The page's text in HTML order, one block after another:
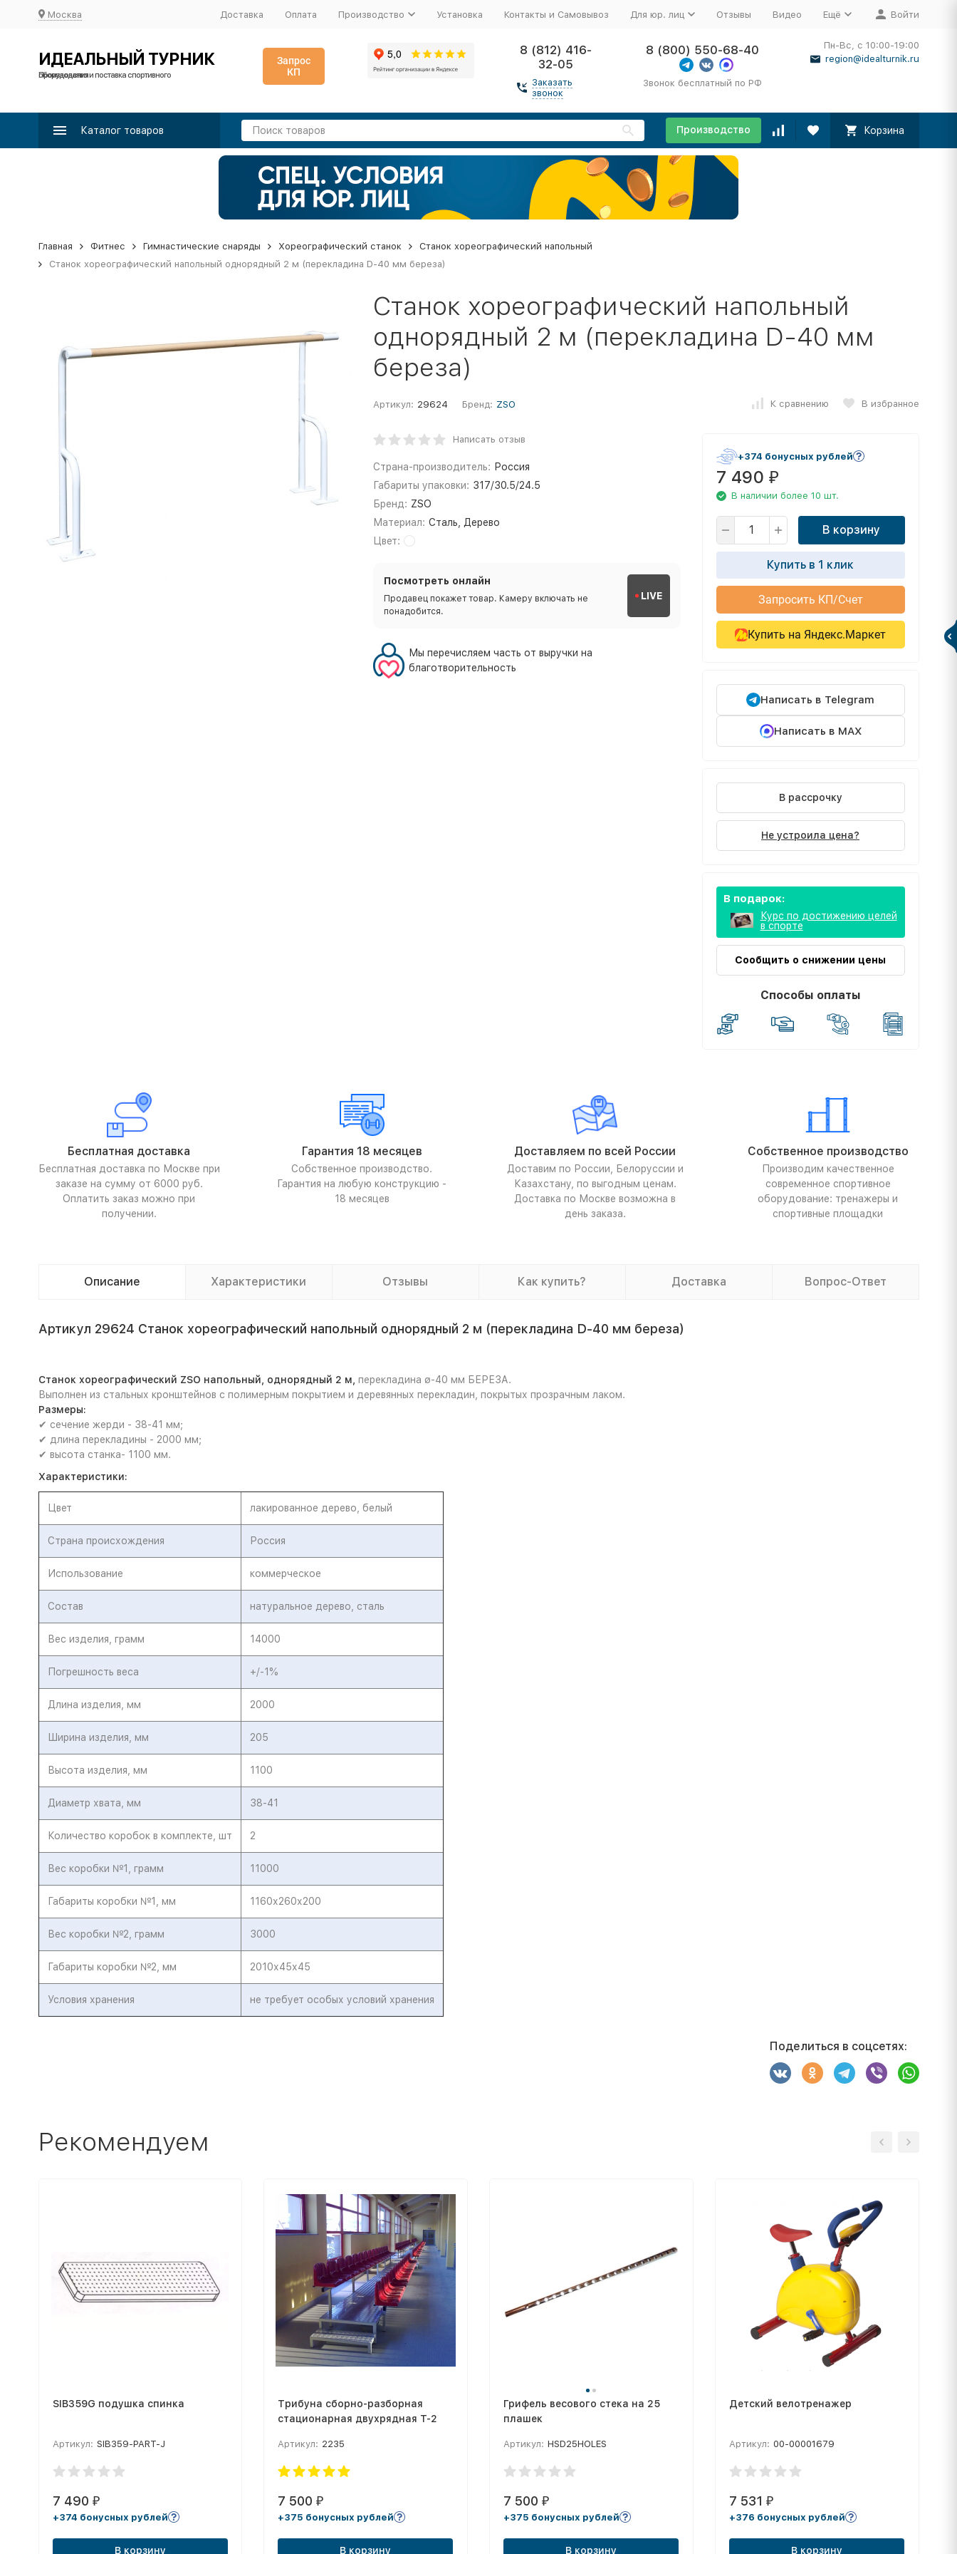
Москва Доставка Оплата Производство Установка Контакты и Самовывоз Для юр. лиц Отзывы Видео Ещё Войти
ИДЕАЛЬНЫЙ ТУРНИК
Производство и поставка спортивного оборудования
Запрос
КП
8 (812) 416-
32-05
Заказать
звонок
8 (800) 550-68-40
Звонок бесплатный по РФ
Пн-Вс, с 10:00-19:00
region@idealturnik.ru
Каталог товаров Производство Корзина
Главная Фитнес Гимнастические снаряды Хореографический станок
Станок хореографический напольный
Станок хореографический напольный однорядный 2 м (перекладина D-40 мм береза)
Станок хореографический напольный
однорядный 2 м (перекладина D-40 мм
береза)
Артикул: 29624 Бренд: ZSO К сравнению В избранное
Написать отзыв
Страна-производитель: Россия
Габариты упаковки: 317/30.5/24.5
Бренд: ZSO
Материал: Сталь, Дерево
Цвет:
Посмотреть онлайн
Продавец покажет товар. Камеру включать не
понадобится.
LIVE
Мы перечисляем часть от выручки на
благотворительность
+374 бонусных рублей
7 490 ₽
В наличии более 10 шт.
В корзину
Купить в 1 клик
Запросить КП/Счет
Купить на Яндекс.Маркет
Написать в Telegram
Написать в MAX
В рассрочку
Не устроила цена?
В подарок:
Курс по достижению целей
в спорте
Сообщить о снижении цены
Способы оплаты
Бесплатная доставка
Бесплатная доставка по Москве при
заказе на сумму от 6000 руб.
Оплатить заказ можно при
получении.
Гарантия 18 месяцев
Собственное производство.
Гарантия на любую конструкцию -
18 месяцев
Доставляем по всей России
Доставим по России, Белоруссии и
Казахстану, по выгодным ценам.
Доставка по Москве возможна в
день заказа.
Собственное производство
Производим качественное
современное спортивное
оборудование: тренажеры и
спортивные площадки
Описание Характеристики Отзывы Как купить? Доставка Вопрос-Ответ
Артикул 29624 Станок хореографический напольный однорядный 2 м (перекладина D-40 мм береза)
Станок хореографический ZSO напольный, однорядный 2 м, перекладина ø-40 мм БЕРЕЗА.
Выполнен из стальных кронштейнов с полимерным покрытием и деревянных перекладин, покрытых прозрачным лаком.
Размеры:
✔ сечение жерди - 38-41 мм;
✔ длина перекладины - 2000 мм;
✔ высота станка- 1100 мм.
Характеристики:
Цвет лакированное дерево, белый
Страна происхождения Россия
Использование коммерческое
Состав натуральное дерево, сталь
Вес изделия, грамм 14000
Погрешность веса +/-1%
Длина изделия, мм 2000
Ширина изделия, мм 205
Высота изделия, мм 1100
Диаметр хвата, мм 38-41
Количество коробок в комплекте, шт 2
Вес коробки №1, грамм 11000
Габариты коробки №1, мм 1160х260х200
Вес коробки №2, грамм 3000
Габариты коробки №2, мм 2010х45х45
Условия хранения не требует особых условий хранения
Поделиться в соцсетях:
Рекомендуем
SIB359G подушка спинка
Артикул: SIB359-PART-J
7 490 ₽
+374 бонусных рублей
В корзину
Трибуна сборно-разборная
стационарная двухрядная T-2
Артикул: 2235
7 500₽
+375 бонусных рублей
В корзину
Грифель весового стека на 25
плашек
Артикул: HSD25HOLES
7 500 ₽
+375 бонусных рублей
В корзину
Детский велотренажер
Артикул: 00-00001679
7 531 ₽
+376 бонусных рублей
В корзину